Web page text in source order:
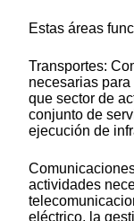
Estas áreas
Transportes:
necesarias
que sector de
conjunto de
ejecución de
actividades
eléctrico, la